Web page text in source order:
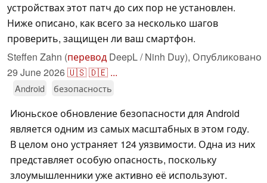
устройствах этот патч до сих пор не установлен.
Ниже описано, как всего за несколько шагов
проверить, защищен ли ваш смартфон.
Steffen Zahn (перевод DeepL / Ninh Duy), Опубликовано
29 June 2026🇺🇸🇩🇪 ...
Android безопасность
Июньское обновление безопасности для Android
является одним из самых масштабных в этом году.
В целом оно устраняет 124 уязвимости. Одна из них
представляет особую опасность, поскольку
злоумышленники уже активно её используют.